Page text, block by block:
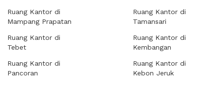
Ruang Kantor di
Mampang Prapatan
Ruang Kantor di
Tebet
Ruang Kantor di
Pancoran
Ruang Kantor di
Tamansari
Ruang Kantor di
Kembangan
Ruang Kantor di
Kebon Jeruk